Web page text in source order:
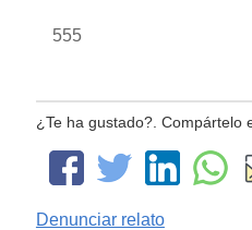
555
¿Te ha gustado?. Compártelo
Denunciar relato